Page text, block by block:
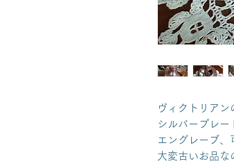
ヴィクトリアン
シルバープレー
エングレーブ、
大変古いお品な